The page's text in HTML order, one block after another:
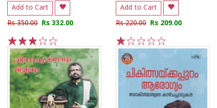
Add to Cart
Rs 350.00 Rs 332.00
5
4
3
2
1
Add to Cart
Rs 220.00 Rs 209.00
5
4
3
2
1